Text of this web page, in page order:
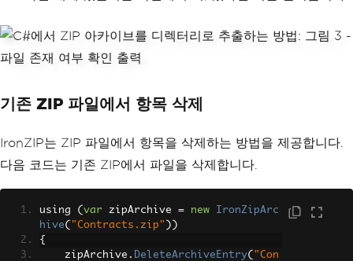
기존 ZIP 파일에서 항목 삭제
IronZIP는 ZIP 파일에서 항목을 삭제하는 방법을 제공합니다.
다음 코드는 기존 ZIP에서 파일을 삭제합니다.
using ( var zipArchive = new
IronZipArc
hive( "Contracts.zip" ))
{
    zipArchive
. DeleteArchiveEntry( "Con